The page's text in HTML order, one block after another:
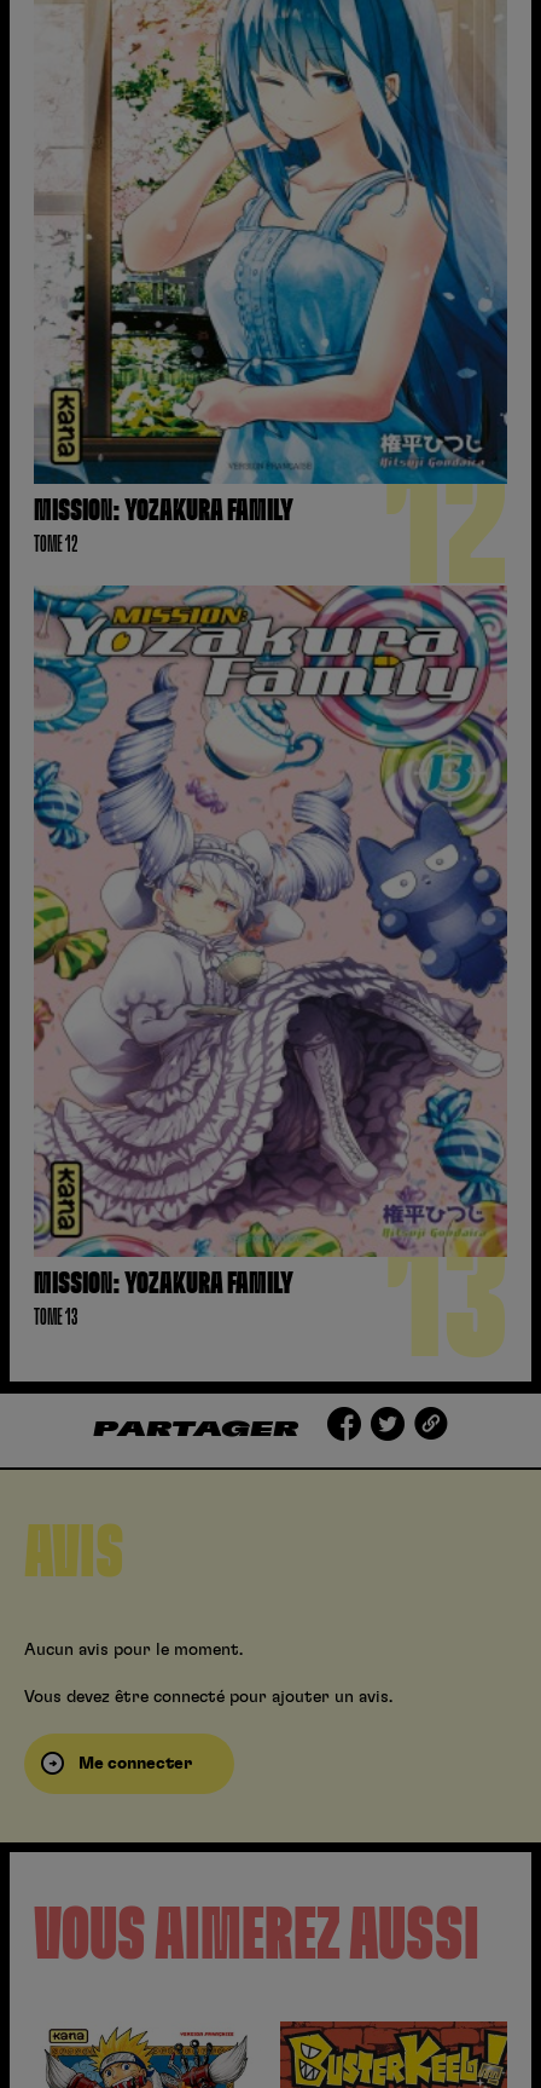
MISSION: YOZAKURA FAMILY
TOME 12 12
MISSION: YOZAKURA FAMILY
TOME 13 13
PARTAGER
AVIS
Aucun avis pour le moment.
Vous devez être connecté pour ajouter un avis.
Me connecter
VOUS AIMEREZ AUSSI